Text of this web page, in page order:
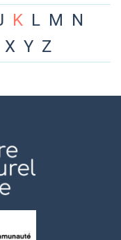
K L M N
X Y Z